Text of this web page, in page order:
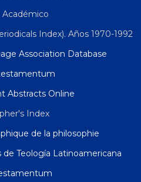
Académico
Index). Años 1970-1992
Association Database
Abstracts Online
Index
de la philosophie
Teología Latinoamericana